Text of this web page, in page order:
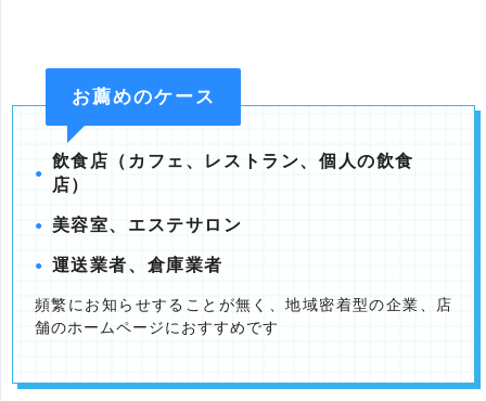
お薦めのケース
飲食店（カフェ、レストラン、個人の飲食
店）
美容室、エステサロン
運送業者、倉庫業者
頻繁にお知らせすることが無く、地域密着型の企業、店
舗のホームページにおすすめです